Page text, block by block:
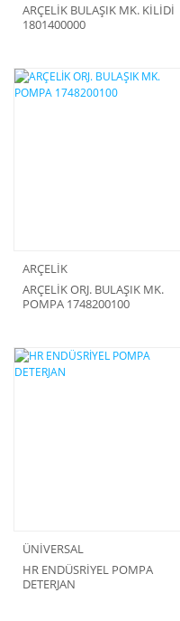
ARÇELİK BULAŞIK MK. KİLİDİ
1801400000
ARÇELİK
ARÇELİK ORJ. BULAŞIK MK.
POMPA 1748200100
ÜNİVERSAL
HR ENDÜSRİYEL POMPA
DETERJAN